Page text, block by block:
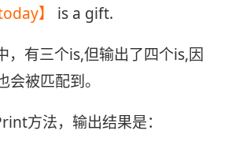
today】
is a gift.
，有三个is,但输出了四个is,因
被匹配到。
方法，输出结果是：